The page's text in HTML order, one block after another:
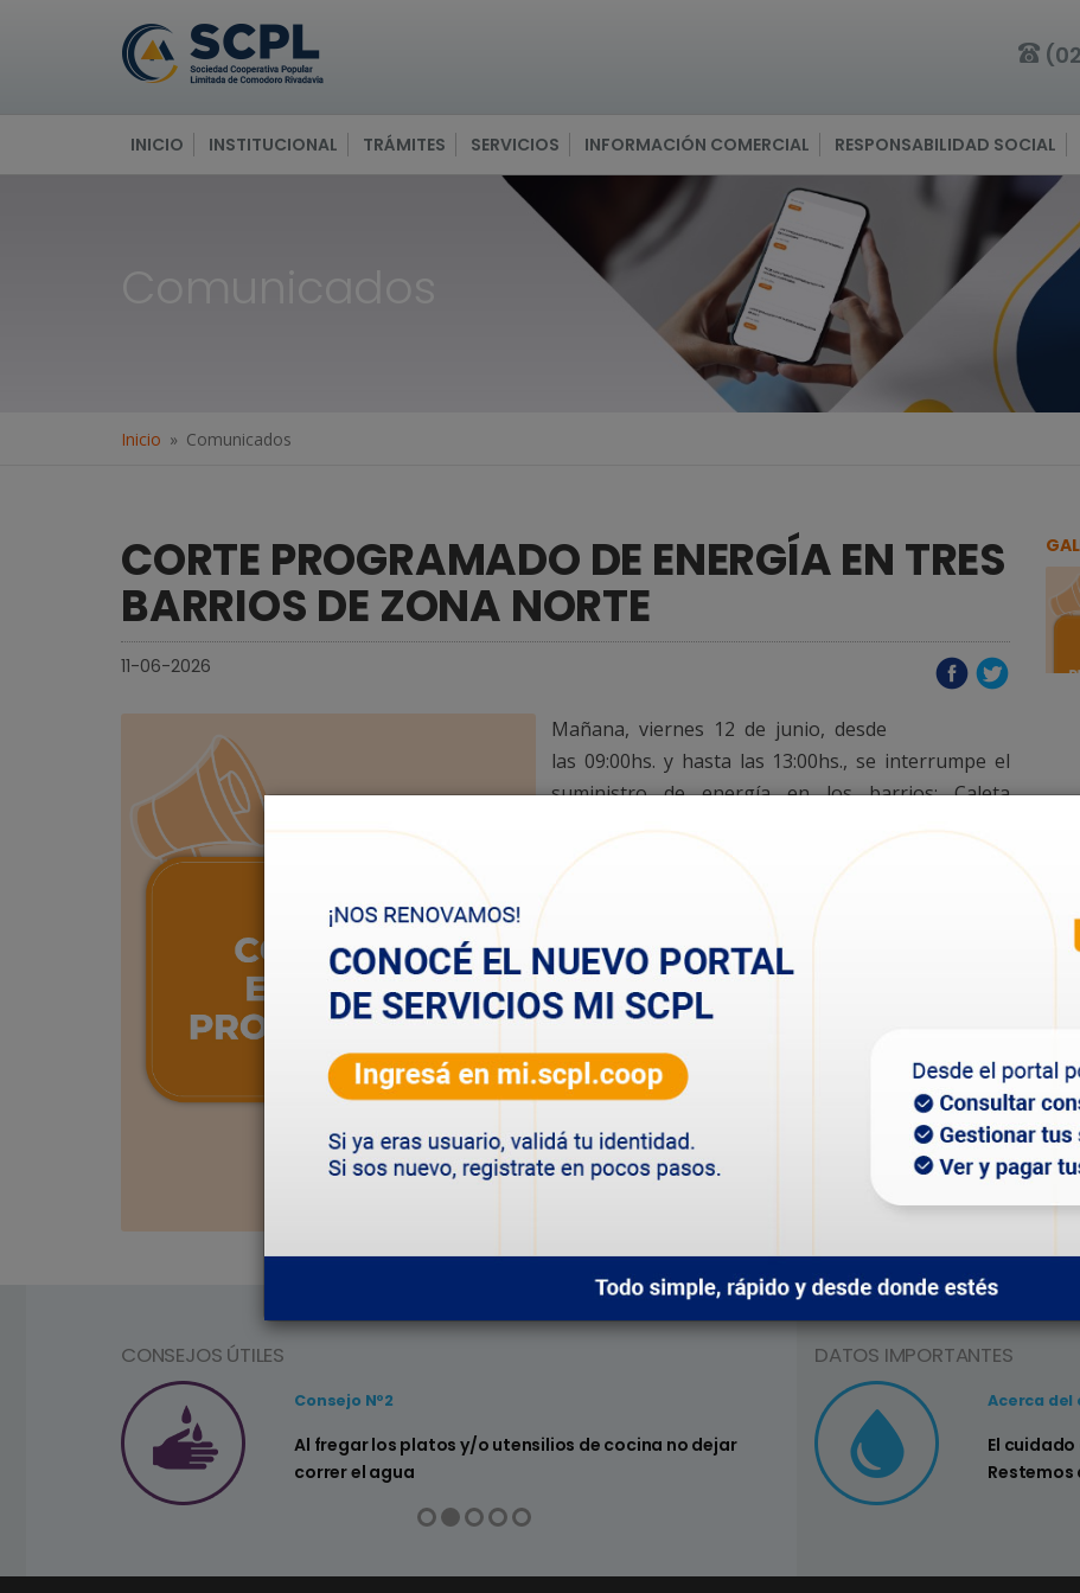
INICIO INSTITUCIONAL TRÁMITES SERVICIOS INFORMACIÓN COMERCIAL RESPONSABILIDAD SOCIAL
Inicio Comunicados
CORTE PROGRAMADO DE ENERGÍA EN TRES
BARRIOS DE ZONA NORTE
11-06-2026
Mañana, viernes 12 de junio, desde
las 09:00hs. y hasta las 13:00hs., se interrumpe el
suministro de energía en los barrios: Caleta
Córdova, El Faro y Chacras del Faro; con el objetivo
de realizar tareas de mantenimiento en las
instalaciones que alimentan a los sectores
Su realización queda sujeta a condiciones climáticas
Depto. Servicio Eléctrico
CONSEJOS ÚTILES
Consejo Nº2
Al fregar los platos y/o utensilios de cocina no dejar
correr el agua
Consejo Nº3
Controlar si
su hogar
DATOS IMPORTANTES
Acerca del
El
Restemos